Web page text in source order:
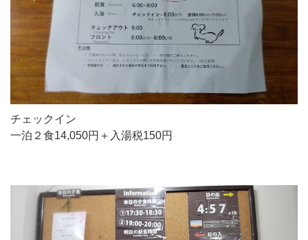
チェックイン
一泊２食14,050円＋入湯税150円